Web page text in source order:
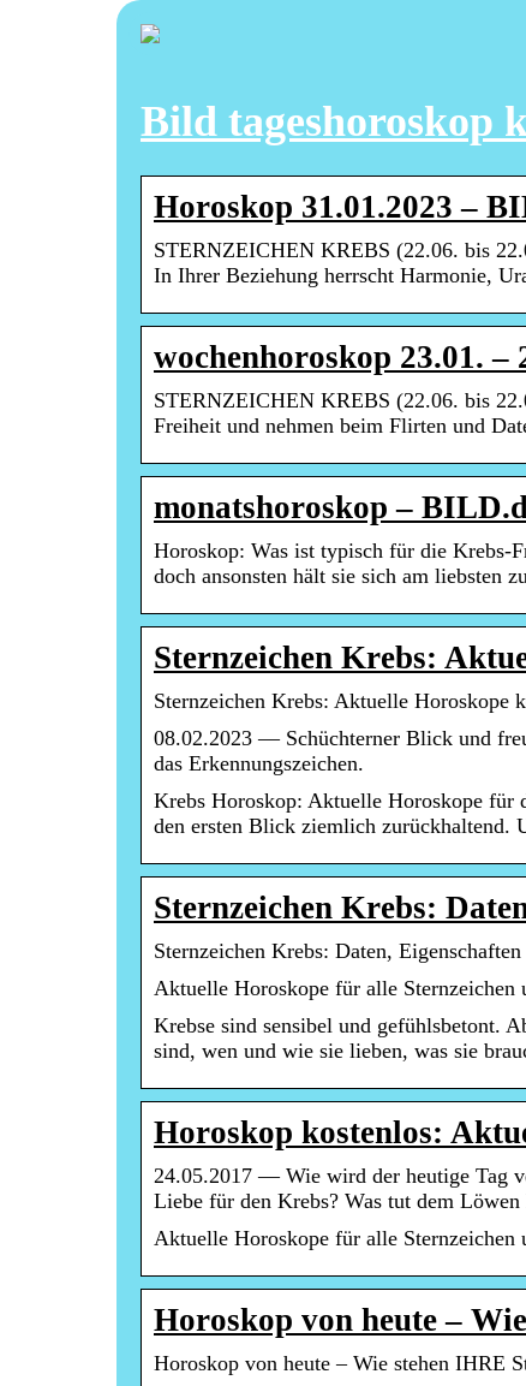
Bild tageshoroskop
Horoskop 31.01.2023 –
STERNZEICHEN KREBS (22.06. bis
In Ihrer Beziehung herrscht Harmonie,
wochenhoroskop 23.01. –
STERNZEICHEN KREBS (22.06. bis
Freiheit und nehmen beim Flirten und
monatshoroskop –
Horoskop: Was ist typisch für die Krebs-
doch ansonsten hält sie sich am liebsten
Sternzeichen Krebs:
Sternzeichen Krebs: Aktuelle Horoskope
08.02.2023 — Schüchterner Blick und
das Erkennungszeichen.
Krebs Horoskop: Aktuelle Horoskope für
den ersten Blick ziemlich zurückhaltend.
Sternzeichen Krebs:
Sternzeichen Krebs: Daten,
Aktuelle Horoskope für alle
Krebse sind sensibel und gefühlsbetont.
sind, wen und wie sie lieben, was sie
Horoskop kostenlos:
24.05.2017 — Wie wird der heutige Tag
Liebe für den Krebs? Was tut dem Löwen
Aktuelle Horoskope für alle
Horoskop von heute –
Horoskop von heute – Wie stehen IHRE